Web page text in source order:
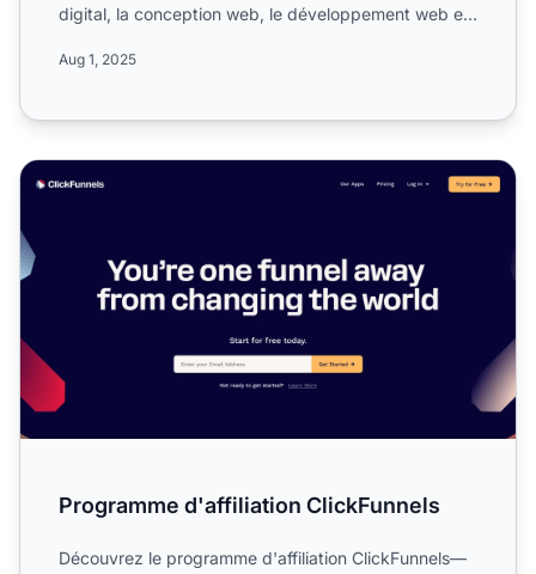
digital, la conception web, le développement web et
Aug 1, 2025
Programme d'affiliation ClickFunnels
Programme d'affiliation ClickFunnels
Découvrez le programme d'affiliation ClickFunnels—